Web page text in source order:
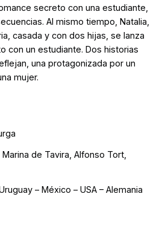
secreto con una estudiante,
Al mismo tiempo, Natalia,
casada y con dos hijas, se lanza
con un estudiante. Dos historias
una protagonizada por un
mujer.
de Tavira, Alfonso Tort,
– México – USA – Alemania